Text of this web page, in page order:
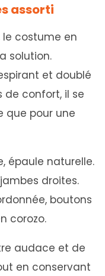
assorti
le costume en
solution.
et doublé
de confort, il se
que pour une
épaule naturelle.
droites.
boutons
corozo.
audace et de
en conservant